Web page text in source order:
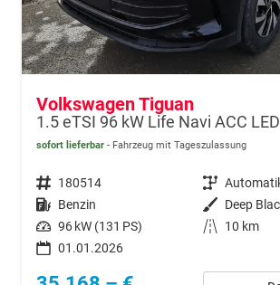
Volkswagen Tiguan
1.5 eTSI 96 kW Life Navi ACC
sofort lieferbar Fahrzeug mit Tageszulassung
Fahrzeugnr. 180514 Getriebe
Kraftstoff Benzin Außenfarbe Deep
Leistung 96 kW (131 PS) Kilometerstand
10 km
01.01.2026